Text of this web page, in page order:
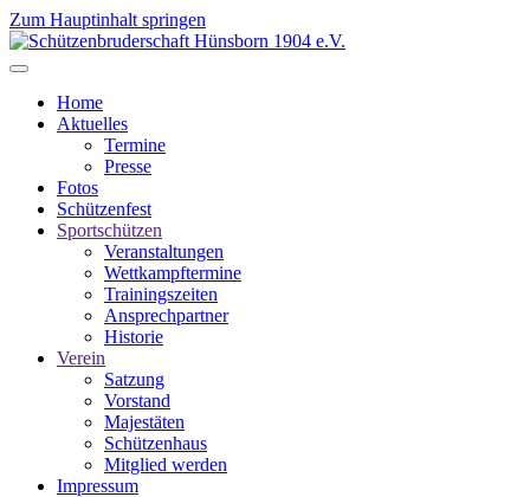
Zum Hauptinhalt springen
Home
Aktuelles
Termine
Presse
Fotos
Schützenfest
Sportschützen
Veranstaltungen
Wettkampftermine
Trainingszeiten
Ansprechpartner
Historie
Verein
Satzung
Vorstand
Majestäten
Schützenhaus
Mitglied werden
Impressum